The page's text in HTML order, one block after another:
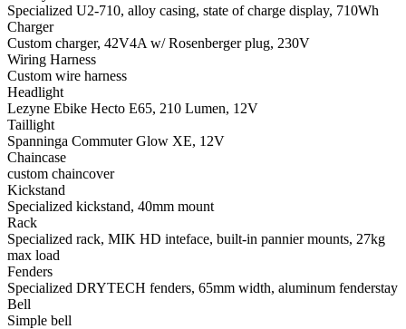
Specialized U2-710, alloy casing, state of charge display, 710Wh
Charger
Custom charger, 42V4A w/ Rosenberger plug, 230V
Wiring Harness
Custom wire harness
Headlight
Lezyne Ebike Hecto E65, 210 Lumen, 12V
Taillight
Spanninga Commuter Glow XE, 12V
Chaincase
custom chaincover
Kickstand
Specialized kickstand, 40mm mount
Rack
Specialized rack, MIK HD inteface, built-in pannier mounts, 27kg
max load
Fenders
Specialized DRYTECH fenders, 65mm width, aluminum fenderstay
Bell
Simple bell